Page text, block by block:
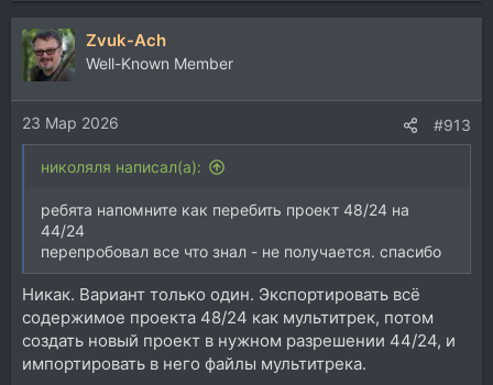
Zvuk-Ach
Well-Known Member
23 Мар 2026 #913
николяля написал(а):
ребята напомните как перебить проект 48/24 на
44/24
перепробовал все что знал - не получается. спасибо
Никак. Вариант только один. Экспортировать всё
содержимое проекта 48/24 как мультитрек, потом
создать новый проект в нужном разрешении 44/24, и
импортировать в него файлы мультитрека.